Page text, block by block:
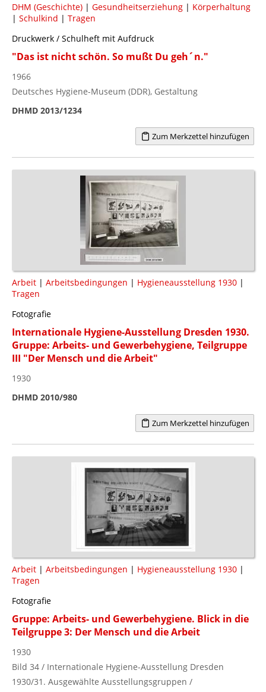
DHM (Geschichte) | Gesundheitserziehung | Körperhaltung
| Schulkind | Tragen
Druckwerk / Schulheft mit Aufdruck
"Das ist nicht schön. So mußt Du geh´n."
1966
Deutsches Hygiene-Museum (DDR), Gestaltung
DHMD 2013/1234
Zum Merkzettel hinzufügen
Arbeit | Arbeitsbedingungen | Hygieneausstellung 1930 |
Tragen
Fotografie
Internationale Hygiene-Ausstellung Dresden 1930.
Gruppe: Arbeits- und Gewerbehygiene, Teilgruppe
III "Der Mensch und die Arbeit"
1930
DHMD 2010/980
Zum Merkzettel hinzufügen
Arbeit | Arbeitsbedingungen | Hygieneausstellung 1930 |
Tragen
Fotografie
Gruppe: Arbeits- und Gewerbehygiene. Blick in die
Teilgruppe 3: Der Mensch und die Arbeit
1930
Bild 34 / Internationale Hygiene-Ausstellung Dresden
1930/31. Ausgewählte Ausstellungsgruppen /